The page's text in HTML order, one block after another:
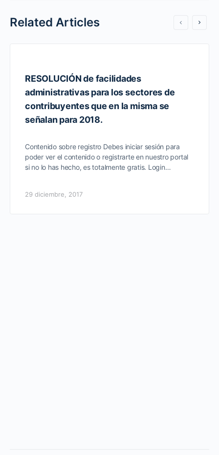
Related Articles
RESOLUCIÓN de facilidades
administrativas para los sectores de
contribuyentes que en la misma se
señalan para 2018.
Contenido sobre registro Debes iniciar sesión para
poder ver el contenido o registrarte en nuestro portal
si no lo has hecho, es totalmente gratis. Login…
29 diciembre, 2017